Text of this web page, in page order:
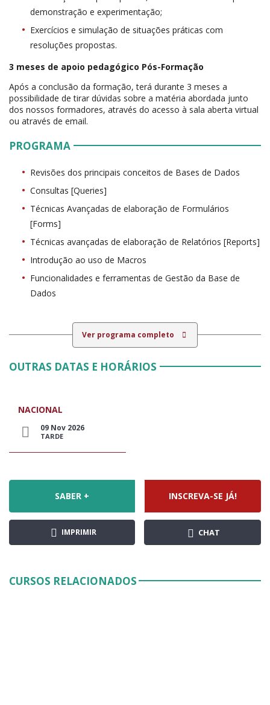
demonstração e experimentação;
Exercícios e simulação de situações práticas com
resoluções propostas.
3 meses de apoio pedagógico Pós-Formação
Após a conclusão da formação, terá durante 3 meses a
possibilidade de tirar dúvidas sobre a matéria abordada junto
dos nossos formadores, através do acesso à sala aberta virtual
ou através de email.
PROGRAMA
Revisões dos principais conceitos de Bases de Dados
Consultas [Queries]
Técnicas Avançadas de elaboração de Formulários
[Forms]
Técnicas avançadas de elaboração de Relatórios [Reports]
Introdução ao uso de Macros
Funcionalidades e ferramentas de Gestão da Base de
Dados
Ver programa completo
OUTRAS DATAS E HORÁRIOS
NACIONAL
09 Nov 2026
TARDE
SABER + INSCREVA-SE JÁ!
IMPRIMIR CHAT
CURSOS RELACIONADOS